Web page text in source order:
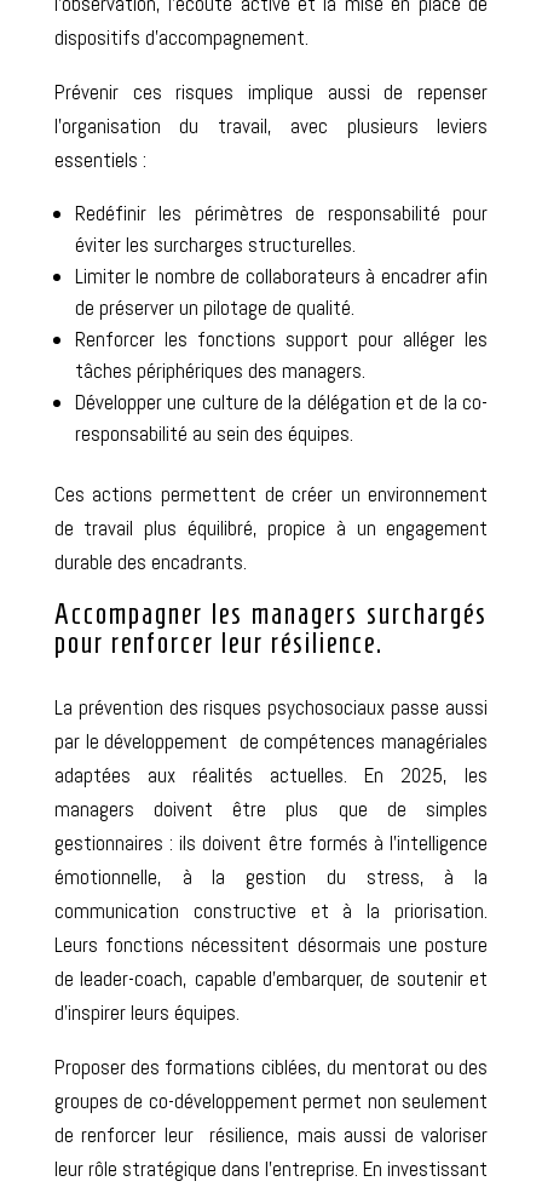
dispositifs d’accompagnement.
Prévenir ces risques implique ausside repenser
l’organisation du travail, avec plusieurs leviers
essentiels :
Redéfinir les périmètres de responsabilité pour
éviter les surcharges structurelles.
Limiter le nombre de collaborateurs à encadrerafin
de préserver un pilotage de qualité.
Renforcer les fonctions support pour alléger les
tâches périphériques des managers.
Développer une culture de la délégation et de la co-
responsabilité au sein des équipes.
Ces actions permettent de créer un environnement
de travail plus équilibré, propice à unengagement
durable des encadrants.
Accompagner les managers surchargés
pour renforcer leur résilience.
La prévention des risques psychosociaux passe aussi
par le développement decompétences managériales
adaptées aux réalités actuelles.
En 2025,
les
managers doivent être plus que de simples
gestionnaires :ilsdoivent être formés à l’intelligence
émotionnelle, à la gestion du stress, à la
communication constructive et à la priorisation.
Leurs fonctions nécessitent désormais une posture
de leader-coach, capable d’embarquer, de soutenir et
d’inspirerleurs équipes.
Proposer des formations ciblées, du mentorat ou des
groupes de co-développement permet non seulement
de renforcer leur résilience, mais aussi de valoriser
leur rôle stratégique dans l’entreprise. En investissant